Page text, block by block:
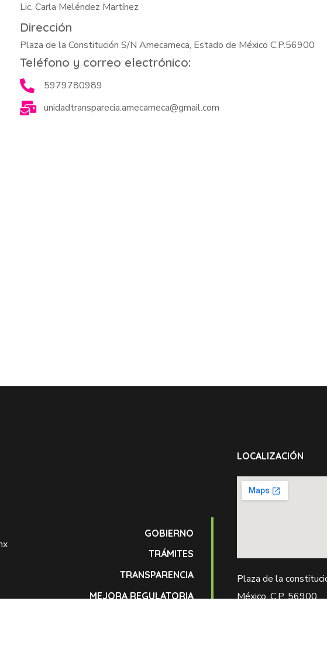
Lic. Carla Meléndez Martínez
Dirección
Plaza de la Constitución S/N Amecameca, Estado de México C.P.56900
Teléfono y correo electrónico:
5979780989
unidadtransparecia.amecameca@gmail.com
GOBIERNO
TRÁMITES
TRANSPARENCIA
MEJORA REGULATORIA
LOCALIZACIÓN
Plaza de la
México, C.P. 56900